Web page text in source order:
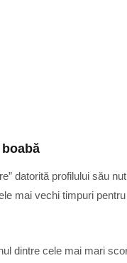
datorită profilului său
mai vechi timpuri
dintre cele mai mari